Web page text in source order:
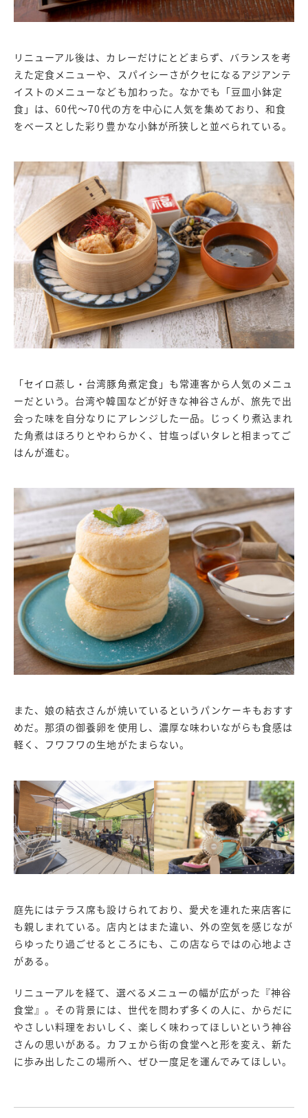
リニューアル後は、カレーだけにとどまらず、バランスを考
えた定食メニューや、スパイシーさがクセになるアジアンテ
イストのメニューなども加わった。なかでも「豆皿小鉢定
食」は、60代～70代の方を中心に人気を集めており、和食
をベースとした彩り豊かな小鉢が所狭しと並べられている。
「セイロ蒸し・台湾豚角煮定食」も常連客から人気のメニュ
ーだという。台湾や韓国などが好きな神谷さんが、旅先で出
会った味を自分なりにアレンジした一品。じっくり煮込まれ
た角煮はほろりとやわらかく、甘塩っぱいタレと相まってご
はんが進む。
また、娘の結衣さんが焼いているというパンケーキもおすす
めだ。那須の御養卵を使用し、濃厚な味わいながらも食感は
軽く、フワフワの生地がたまらない。
庭先にはテラス席も設けられており、愛犬を連れた来店客に
も親しまれている。店内とはまた違い、外の空気を感じなが
らゆったり過ごせるところにも、この店ならではの心地よさ
がある。
リニューアルを経て、選べるメニューの幅が広がった『神谷
食堂』。その背景には、世代を問わず多くの人に、からだに
やさしい料理をおいしく、楽しく味わってほしいという神谷
さんの思いがある。カフェから街の食堂へと形を変え、新た
に歩み出したこの場所へ、ぜひ一度足を運んでみてほしい。